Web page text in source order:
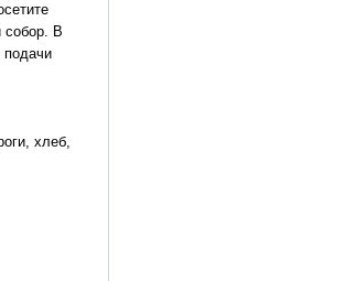
собор. В
хлеб,